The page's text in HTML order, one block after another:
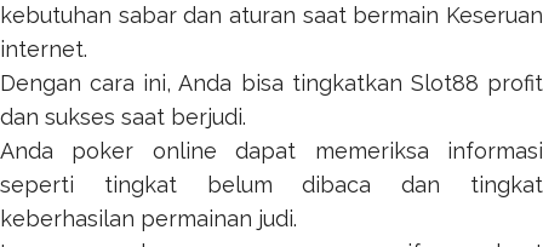
kebutuhan sabar dan aturan saat bermain Keseruan
internet.
Dengan cara ini, Anda bisa tingkatkan Slot88 profit
dan sukses saat berjudi.
Anda poker online dapat memeriksa informasi
seperti tingkat belum dibaca dan tingkat
keberhasilan permainan judi.